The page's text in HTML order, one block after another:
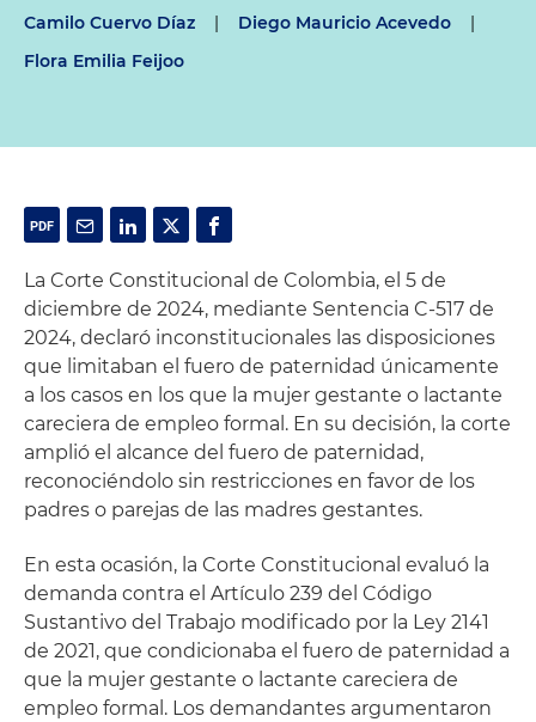
Camilo Cuervo Díaz | Diego Mauricio Acevedo
|
Flora Emilia Feijoo
La Corte Constitucional de Colombia, el 5 de
diciembre de 2024, mediante Sentencia C-517 de
2024, declaró inconstitucionales las disposiciones
que limitaban el fuero de paternidad únicamente
a los casos en los que la mujer gestante o lactante
careciera de empleo formal. En su decisión, la corte
amplió el alcance del fuero de paternidad,
reconociéndolo sin restricciones en favor de los
padres o parejas de las madres gestantes.
En esta ocasión, la Corte Constitucional evaluó la
demanda contra el Artículo 239 del Código
Sustantivo del Trabajo modificado por la Ley 2141
de 2021, que condicionaba el fuero de paternidad a
que la mujer gestante o lactante careciera de
empleo formal. Los demandantes argumentaron